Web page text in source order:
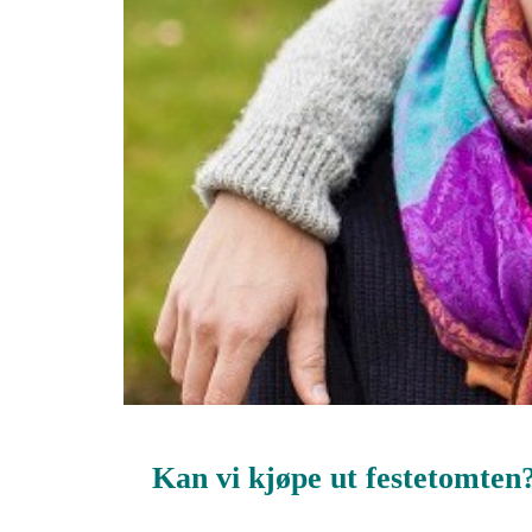
Kan vi kjøpe ut